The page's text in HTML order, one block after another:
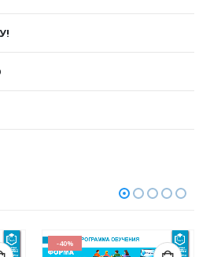
-40%